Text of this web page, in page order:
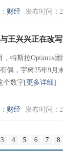
财经 发布时间：
王兴兴正在改
，特斯拉Optimus
偶，宇树25年9月
个数字[更多详细]
财经 发布时间：
3 4 5 6 7 8